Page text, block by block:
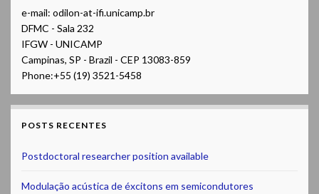
e-mail: odilon-at-ifi.unicamp.br
DFMC - Sala 232
IFGW - UNICAMP
Campinas, SP - Brazil - CEP 13083-859
Phone:+55 (19) 3521-5458
POSTS RECENTES
Postdoctoral researcher position available
Modulação acústica de éxcitons em semicondutores